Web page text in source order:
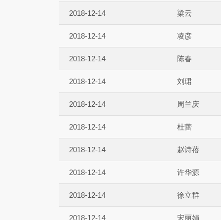
2018-12-14 梁云
2018-12-14 凌彦
2018-12-14 陈春
2018-12-14 刘珺
2018-12-14 周兰庆
2018-12-14 杜蕾
2018-12-14 赵诗蓓
2018-12-14 许华源
2018-12-14 徐立群
2018-12-14 宋丽娟